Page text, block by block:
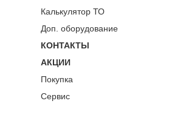
Калькулятор ТО
Доп. оборудование
КОНТАКТЫ
АКЦИИ
Покупка
Сервис